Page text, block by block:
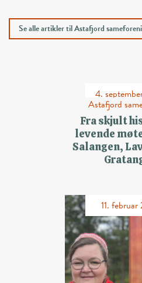
Se alle artikler til Astafjord
4.
Astafjord
Fra skjult
levende
Salangen,
11.